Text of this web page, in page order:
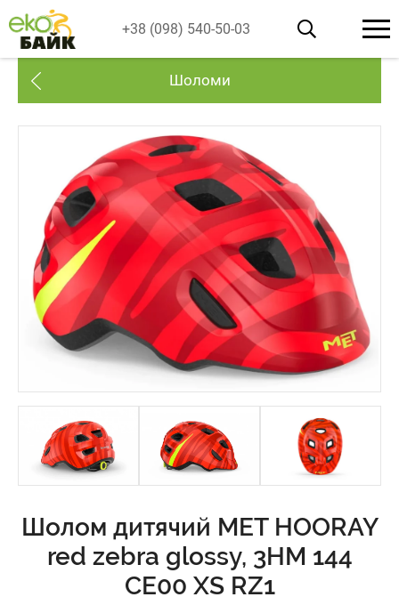
+38 (098) 540-50-03
Шоломи
Шолом дитячий MET HOORAY
red zebra glossy, 3HM 144
CE00 XS RZ1